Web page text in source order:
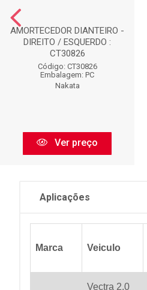
AMORTECEDOR DIANTEIRO -
DIREITO / ESQUERDO :
CT30826
Código: CT30826
Embalagem: PC
Nakata
Ver preço
Aplicações
Marca Veiculo
Vectra 2.0